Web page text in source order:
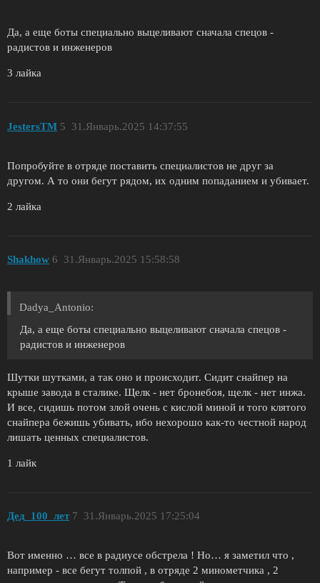
Да, а еще боты специально выцеливают сначала спецов -
радистов и инженеров
3 лайка
JestersTM 31.Январь.2025 14:37:55
5
Попробуйте в отряде поставить специалистов не друг за
другом. А то они бегут рядом, их одним попаданием и убивает.
2 лайка
Shakhow 31.Январь.2025 15:58:58
6
Dadya_Antonio:
Да, а еще боты специально выцеливают сначала спецов -
радистов и инженеров
Шутки шутками, а так оно и происходит. Сидит снайпер на
крыше завода в сталике. Щелк - нет бронебоя, щелк - нет инжа.
И все, сидишь потом злой очень с кислой миной и того клятого
снайпера бежишь убивать, ибо нехорошо как-то честной народ
лишать ценных специалистов.
1 лайк
Дед_100_лет 31.Январь.2025 17:25:04
7
Вот именно … все в радиусе обстрела ! Но… я заметил что ,
например - все бегут толпой , в отряде 2 минометчика , 2